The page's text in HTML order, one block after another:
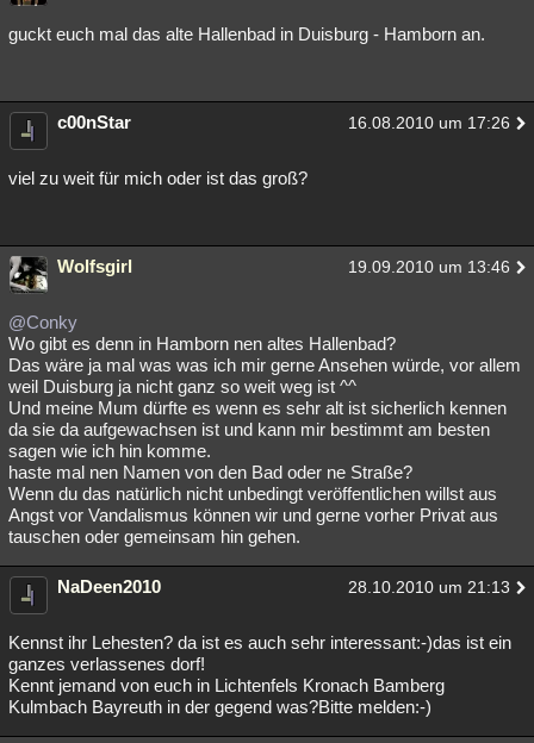
guckt euch mal das alte Hallenbad in Duisburg - Hamborn an.
c00nStar 16.08.2010 um 17:26
viel zu weit für mich oder ist das groß?
Wolfsgirl 19.09.2010 um 13:46
@Conky
Wo gibt es denn in Hamborn nen altes Hallenbad?
Das wäre ja mal was was ich mir gerne Ansehen würde, vor allem
weil Duisburg ja nicht ganz so weit weg ist ^^
Und meine Mum dürfte es wenn es sehr alt ist sicherlich kennen
da sie da aufgewachsen ist und kann mir bestimmt am besten
sagen wie ich hin komme.
haste mal nen Namen von den Bad oder ne Straße?
Wenn du das natürlich nicht unbedingt veröffentlichen willst aus
Angst vor Vandalismus können wir und gerne vorher Privat aus
tauschen oder gemeinsam hin gehen.
NaDeen2010 28.10.2010 um 21:13
Kennst ihr Lehesten? da ist es auch sehr interessant:-)das ist ein
ganzes verlassenes dorf!
Kennt jemand von euch in Lichtenfels Kronach Bamberg
Kulmbach Bayreuth in der gegend was?Bitte melden:-)